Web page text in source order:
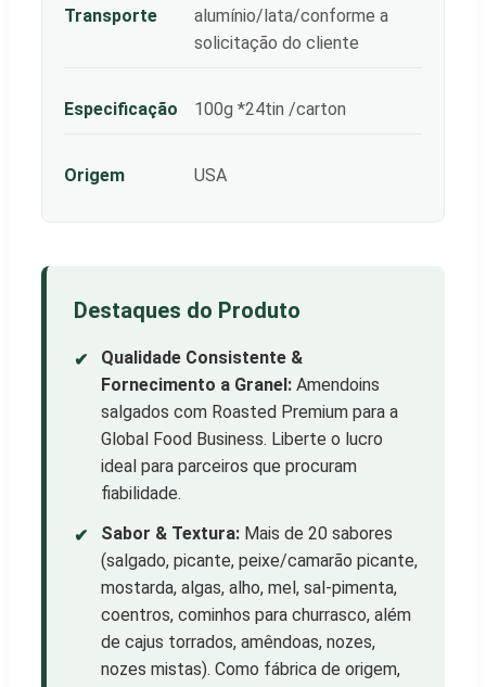
Transporte
alumínio/lata/conforme a
solicitação do cliente
Especificação 100g *24tin /carton
Origem USA
Destaques do Produto
✔
Qualidade Consistente &
Fornecimento a Granel: Amendoins
salgados com Roasted Premium para a
Global Food Business. Liberte o lucro
ideal para parceiros que procuram
fiabilidade.
✔ Sabor & Textura: Mais de 20 sabores
(salgado, picante, peixe/camarão picante,
mostarda, algas, alho, mel, sal-pimenta,
coentros, cominhos para churrasco, além
de cajus torrados, amêndoas, nozes,
nozes mistas). Como fábrica de origem,